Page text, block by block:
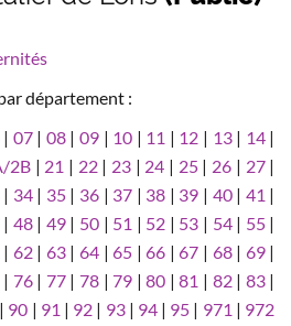
département :
| 07| 08| 09 | 10 | 11 | 12 | 13| 14|
2B| 21 | 22| 23 | 24 | 25| 26 | 27|
| 34| 35| 36 | 37 | 38 | 39 | 40| 41 |
| 48| 49| 50 | 51 | 52 | 53 | 54| 55|
| 62| 63| 64 |65 |66 |67 | 68| 69|
| 76| 77| 78 |79 |80 |81 | 82| 83|
90 | 91 | 92 | 93| 94| 95 | 971 | 972